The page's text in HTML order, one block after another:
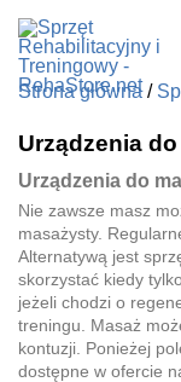
Strona główna/
Urządzenia
Urządzenia do
Nie zawsze masz
masażysty.
Alternatywą jest
skorzystać kiedy
jeżeli chodzi o
treningu. Masaż
kontuzji. Ponieżej
dostępne w ofercie